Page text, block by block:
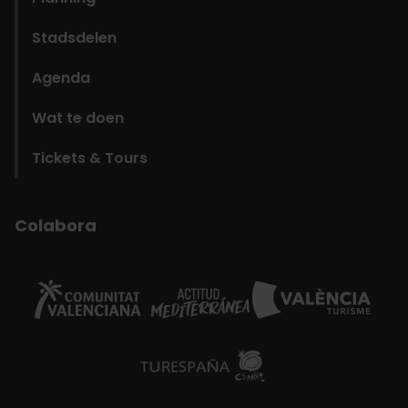
Stadsdelen
Agenda
Wat te doen
Tickets & Tours
Colabora